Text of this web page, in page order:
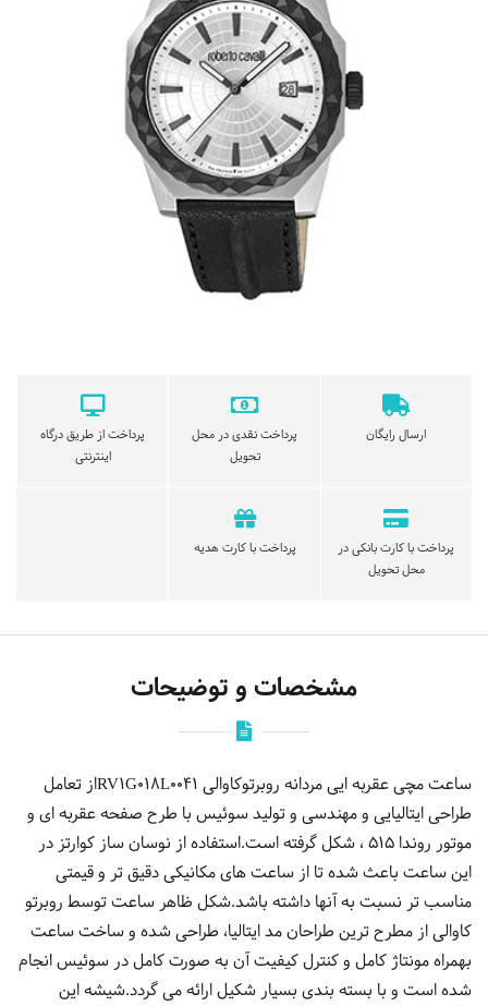
ارسال رایگان
پرداخت نقدی در محل
تحویل
پرداخت از طریق درگاه
اینترنتی
پرداخت با کارت بانکی در
محل تحویل
پرداخت با کارت هدیه
مشخصات و توضیحات
ساعت مچی عقربه ایی مردانه روبرتوکاوالی RV1G018L0041از تعامل
طراحی ایتالیایی و مهندسی و تولید سوئیس با طرح صفحه عقربه ای و
موتور روندا 515 ، شکل گرفته است.استفاده از نوسان ساز کوارتز در
این ساعت باعث شده تا از ساعت های مکانیکی دقیق تر و قیمتی
مناسب تر نسبت به آنها داشته باشد.شکل ظاهر ساعت توسط روبرتو
کاوالی از مطرح ترین طراحان مد ایتالیا، طراحی شده و ساخت ساعت
بهمراه مونتاژ کامل و کنترل کیفیت آن به صورت کامل در سوئیس انجام
شده است و با بسته بندی بسیار شکیل ارائه می گردد.شیشه این